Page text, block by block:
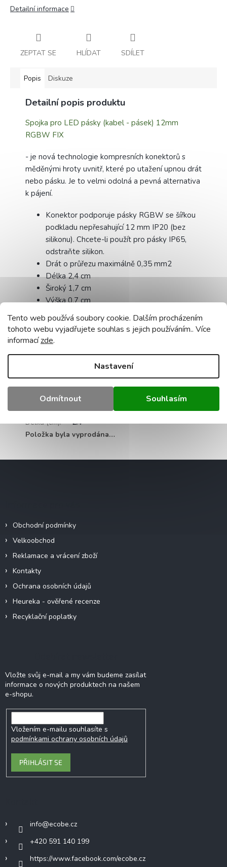
Tento web používá soubory cookie. Dalším procházením
tohoto webu vyjadřujete souhlas s jejich používáním.. Více
informacízde.
Nastavení
Odmítnout Souhlasím
Detailní informace
ZEPTAT SE HLÍDAT SDÍLET
Popis Diskuze
Detailní popis produktu
Spojka pro LED pásky (kabel - pásek) 12mm
RGBW FIX
- je nová technologie kompresních konektorů s
měděnými hroty uvnitř, které po utažení upnou drát
nebo pásku. Je to velmi odolná a pevná alternativa
k pájení.
Konektor podporuje pásky RGBW se šířkou
podkladu nepřesahující 12 mm IP20 (bez
silikonu). Chcete-li použít pro pásky IP65,
odstraňte silikon.
Drát o průřezu maximálně 0,35 mm2
Délka 2,4 cm
Široký 1,7 cm
Výška 0,7 cm
Záruka: 24 měsíců
Certifikáty: CE, RoHS
Doplňkové parametry
Spojky, konektory
Hmotnost:
0.5 kg
:
5907612233053
Barva světla: RGB
Délka (cm):
2.4
Položka byla vyprodána…
Obchodní podmínky
Velkoobchod
Reklamace a vrácení zboží
Kontakty
Ochrana osobních údajů
Heureka - ověřené recenze
Recyklační poplatky
Vložte svůj e-mail a my vám budeme zasílat
informace o nových produktech na našem
e-shopu.
Vložením e-mailu souhlasíte s
podmínkami ochrany osobních údajů
PŘIHLÁSIT SE
info@ecobe.cz
+420 591 140 199
https://www.facebook.com/ecobe.cz